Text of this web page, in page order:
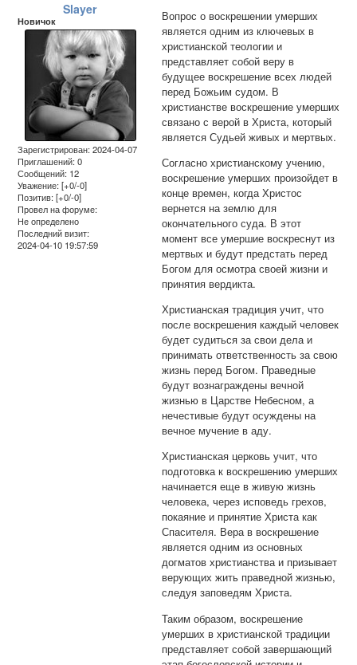
Slayer
Новичок
Зарегистрирован: 2024-04-07
Приглашений:0
Сообщений: 12
Уважение: [+0/-0]
Позитив: [+0/-0]
Провел на форуме:
Не определено
Последний визит:
2024-04-10 19:57:59
Вопрос о воскрешении умерших
является одним из ключевых в
христианской теологии и
представляет собой веру в
будущее воскрешение всех людей
перед Божьим судом. В
христианстве воскрешение умерших
связано с верой в Христа, который
является Судьей живых и мертвых.
Согласно христианскому учению,
воскрешение умерших произойдет в
конце времен, когда Христос
вернется на землю для
окончательного суда. В этот
момент все умершие воскреснут из
мертвых и будут предстать перед
Богом для осмотра своей жизни и
принятия вердикта.
Христианская традиция учит, что
после воскрешения каждый человек
будет судиться за свои дела и
принимать ответственность за свою
жизнь перед Богом. Праведные
будут вознаграждены вечной
жизнью в Царстве Небесном, а
нечестивые будут осуждены на
вечное мучение в аду.
Христианская церковь учит, что
подготовка к воскрешению умерших
начинается еще в живую жизнь
человека, через исповедь грехов,
покаяние и принятие Христа как
Спасителя. Вера в воскрешение
является одним из основных
догматов христианства и призывает
верующих жить праведной жизнью,
следуя заповедям Христа.
Таким образом, воскрешение
умерших в христианской традиции
представляет собой завершающий